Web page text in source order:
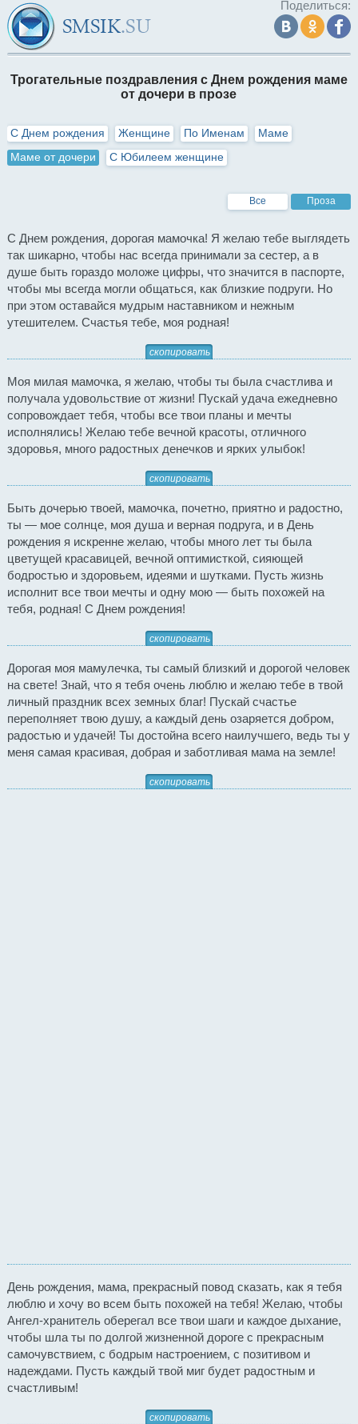
Поделиться:
Трогательные поздравления с Днем рождения маме
от дочери в прозе
С Днем рождения Женщине По Именам
Маме
Маме от дочери
С Юбилеем женщине
Все Проза
С Днем рождения, дорогая мамочка! Я желаю тебе выглядеть
так шикарно, чтобы нас всегда принимали за сестер, а в
душе быть гораздо моложе цифры, что значится в паспорте,
чтобы мы всегда могли общаться, как близкие подруги. Но
при этом оставайся мудрым наставником и нежным
утешителем. Счастья тебе, моя родная!
скопировать
Моя милая мамочка, я желаю, чтобы ты была счастлива и
получала удовольствие от жизни! Пускай удача ежедневно
сопровождает тебя, чтобы все твои планы и мечты
исполнялись! Желаю тебе вечной красоты, отличного
здоровья, много радостных денечков и ярких улыбок!
скопировать
Быть дочерью твоей, мамочка, почетно, приятно и радостно,
ты — мое солнце, моя душа и верная подруга, и в День
рождения я искренне желаю, чтобы много лет ты была
цветущей красавицей, вечной оптимисткой, сияющей
бодростью и здоровьем, идеями и шутками. Пусть жизнь
исполнит все твои мечты и одну мою — быть похожей на
тебя, родная! С Днем рождения!
скопировать
Дорогая моя мамулечка, ты самый близкий и дорогой человек
на свете! Знай, что я тебя очень люблю и желаю тебе в твой
личный праздник всех земных благ! Пускай счастье
переполняет твою душу, а каждый день озаряется добром,
радостью и удачей! Ты достойна всего наилучшего, ведь ты у
меня самая красивая, добрая и заботливая мама на земле!
скопировать
День рождения, мама, прекрасный повод сказать, как я тебя
люблю и хочу во всем быть похожей на тебя! Желаю, чтобы
Ангел-хранитель оберегал все твои шаги и каждое дыхание,
чтобы шла ты по долгой жизненной дороге с прекрасным
самочувствием, с бодрым настроением, с позитивом и
надеждами. Пусть каждый твой миг будет радостным и
счастливым!
скопировать